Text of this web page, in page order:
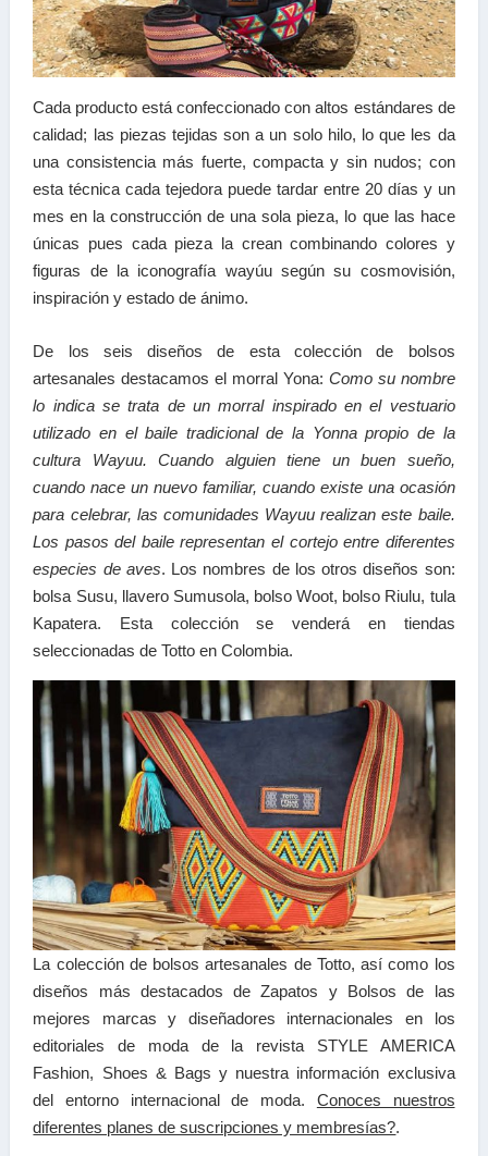
Cada producto está confeccionado con altos estándares de
calidad; las piezas tejidas son a un solo hilo, lo que les da
una consistencia más fuerte, compacta y sin nudos; con
esta técnica cada tejedora puede tardar entre 20 días y un
mes en la construcción de una sola pieza, lo que las hace
únicas pues cada pieza la crean combinando colores y
figuras de la iconografía wayúu según su cosmovisión,
inspiración y estado de ánimo.
De los seis diseños de esta colección de bolsos
artesanalesdestacamos el morral Yona: Como su nombre
lo indica se trata de un morral inspirado en el vestuario
utilizado en el baile tradicional de la Yonna propio de la
cultura Wayuu. Cuando alguien tiene un buen sueño,
cuando nace un nuevo familiar, cuando existe una ocasión
para celebrar, las comunidades Wayuu realizan este baile.
Los pasos del baile representan el cortejo entre diferentes
especies de aves. Los nombres de los otros diseños son:
bolsa Susu, llavero Sumusola, bolso Woot, bolso Riulu, tula
Kapatera. Esta colección se venderá en tiendas
seleccionadas de Totto en Colombia.
La colección de bolsos artesanales de Totto, así como los
diseños más destacados de Zapatos y Bolsos de las
mejores marcas y diseñadores internacionales en los
editoriales de moda de la revista STYLE AMERICA
Fashion, Shoes & Bags y nuestra información exclusiva
del entorno internacional de moda. Conoces nuestros
diferentes planes de suscripciones y membresías?.